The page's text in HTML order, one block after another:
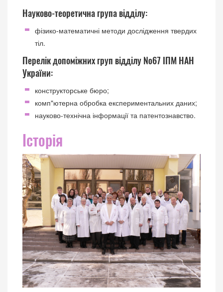
Науково-теоретична група відділу:
фізико-математичні методи дослідження твердих
тіл.
Перелік допоміжних груп відділу №67 ІПМ НАН
України:
конструкторське бюро;
комп"ютерна обробка експериментальних даних;
науково-технічна інформації та патентознавство.
Історія